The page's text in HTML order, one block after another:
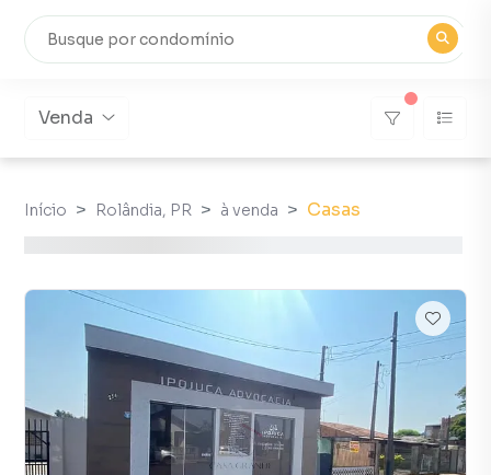
Venda
Início Rolândia, PR à venda Casas